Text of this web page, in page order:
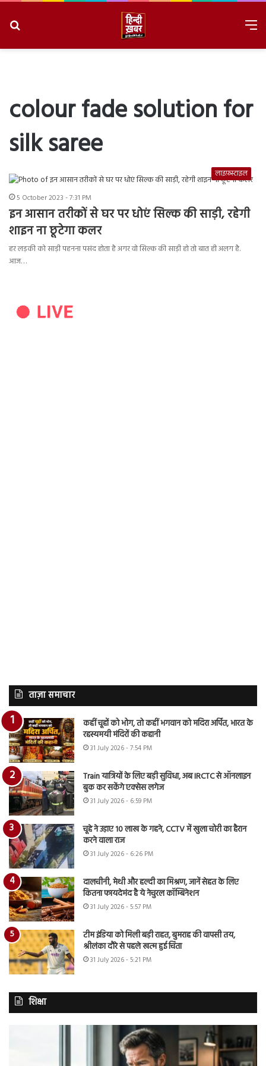
colour fade solution for
silk saree
लाइफ़स्टाइल
5 October 2023 - 7:31 PM
इन आसान तरीकों से घर पर धोएं सिल्क की साड़ी, रहेगी
शाइन ना छूटेगा कलर
हर लड़की को साड़ी पहनना पसंद होता है अगर वो सिल्क की साड़ी हो तो बात ही अलग है.
आज…
ताज़ा समाचार
कहीं चूहों को भोग, तो कहीं भगवान को मदिरा अर्पित, भारत के
रहस्यमयी मंदिरों की कहानी
31 July 2026 - 7:54 PM
Train यात्रियों के लिए बड़ी सुविधा, अब IRCTC से ऑनलाइन
बुक कर सकेंगे एक्सेस लगेज
31 July 2026 - 6:59 PM
चूहे ने उड़ाए 10 लाख के गहने, CCTV में खुला चोरी का हैरान
करने वाला राज
31 July 2026 - 6:26 PM
दालचीनी, मेथी और हल्दी का मिश्रण, जानें सेहत के लिए
कितना फायदेमंद है ये नेचुरल कॉम्बिनेशन
31 July 2026 - 5:57 PM
टीम इंडिया को मिली बड़ी राहत, बुमराह की वापसी तय,
श्रीलंका दौरे से पहले खत्म हुई चिंता
31 July 2026 - 5:21 PM
शिक्षा